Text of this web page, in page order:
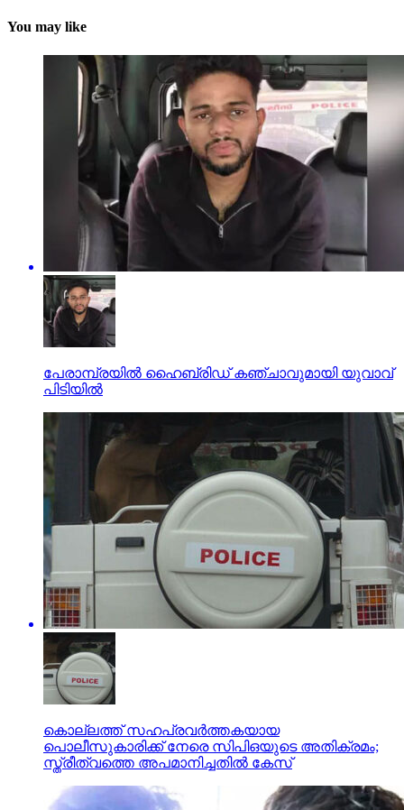
You may like
പേരാമ്പ്രയില്‍ ഹൈബ്രിഡ് കഞ്ചാവുമായി യുവാവ്
പിടിയില്‍
കൊല്ലത്ത് സഹപ്രവര്‍ത്തകയായ
പൊലീസുകാരിക്ക് നേരെ സിപിഒയുടെ അതിക്രമം;
സ്ത്രീത്വത്തെ അപമാനിച്ചതില്‍ കേസ്